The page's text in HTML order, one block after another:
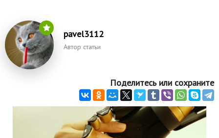
pavel3112
Автор статьи
Поделитесь или сохраните